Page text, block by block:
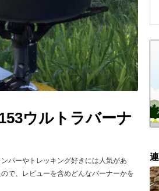
ウルトラバーナ
パーやトレッキング好きには人気があ
で、レビューを含めどんなバーナーかを